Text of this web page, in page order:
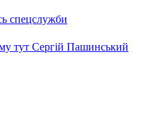
спецслужби
тут Сергій Пашинський